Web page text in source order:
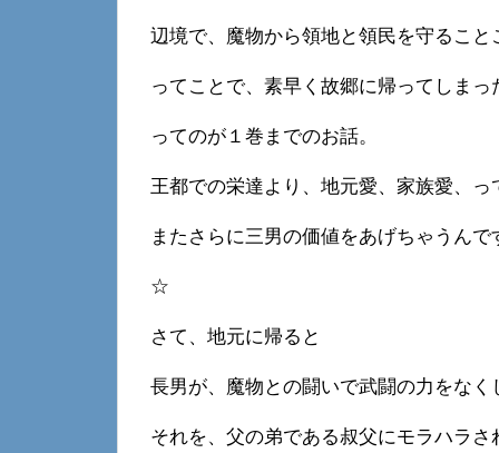
辺境で、魔物から領地と領民を守ること
ってことで、素早く故郷に帰ってしまっ
ってのが１巻までのお話。
王都での栄達より、地元愛、家族愛、っ
またさらに三男の価値をあげちゃうんで
☆
さて、地元に帰ると
長男が、魔物との闘いで武闘の力をなく
それを、父の弟である叔父にモラハラ